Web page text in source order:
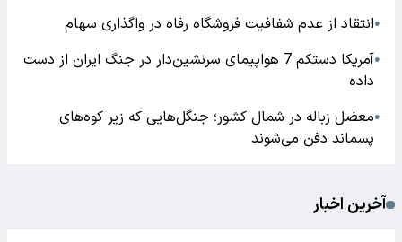
●انتقاد از عدم شفافیت فروشگاه رفاه در واگذاری سهام
●
آمریکا دستکم 7 هواپیمای سرنشین‌دار در جنگ ایران از دست
داده
●معضل زباله در شمال کشور؛ جنگل‌هایی که زیر کوه‌های
پسماند دفن می‌شوند
آخرین اخبار